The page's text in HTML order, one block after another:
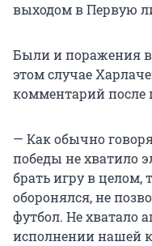
выходом в Первую
Были и поражения в
этом случае
комментарий после
— Как обычно
победы не хватило
брать игру в целом,
оборонялся, не
футбол. Не хватало
исполнении нашей